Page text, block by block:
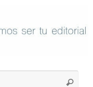
Buscar